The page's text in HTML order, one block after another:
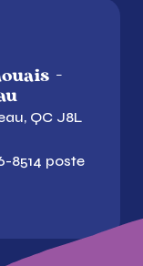
-
QC J8L
8514 poste